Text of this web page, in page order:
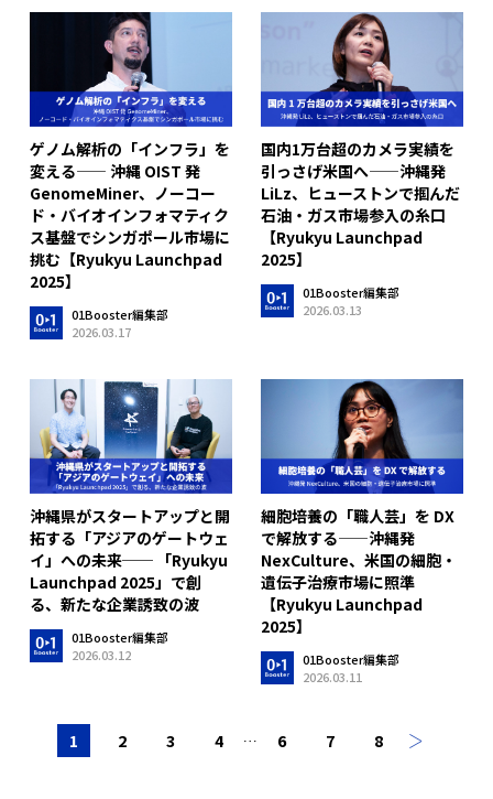
ゲノム解析の「インフラ」を
変える—— 沖縄 OIST 発
GenomeMiner、ノーコー
ド・バイオインフォマティク
ス基盤でシンガポール市場に
挑む【Ryukyu Launchpad
2025】
01Booster編集部
2026.03.17
国内1万台超のカメラ実績を
引っさげ米国へ——沖縄発
LiLz、ヒューストンで掴んだ
石油・ガス市場参入の糸口
【Ryukyu Launchpad
2025】
01Booster編集部
2026.03.13
沖縄県がスタートアップと開
拓する「アジアのゲートウェ
イ」への未来── 「Ryukyu
Launchpad 2025」で創
る、新たな企業誘致の波
01Booster編集部
2026.03.12
細胞培養の「職人芸」を DX
で解放する——沖縄発
NexCulture、米国の細胞・
遺伝子治療市場に照準
【Ryukyu Launchpad
2025】
01Booster編集部
2026.03.11
1 2 3 4 … 6 7 8